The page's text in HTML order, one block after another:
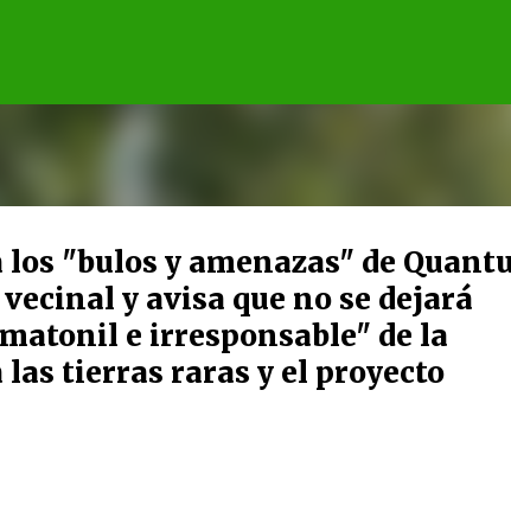
"bulos y amenazas" de
y avisa que no se dejará
e irresponsable" de la
tierras raras y el proyecto